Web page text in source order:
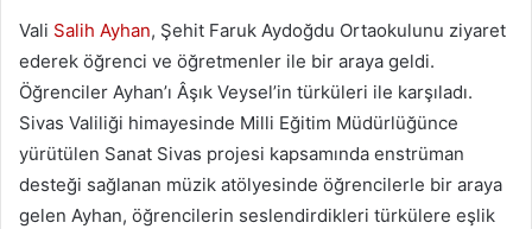
Vali Salih Ayhan, Şehit Faruk Aydoğdu Ortaokulunu ziyaret
ederek öğrenci ve öğretmenler ile bir araya geldi.
Öğrenciler Ayhan’ı Âşık Veysel’in türküleri ile karşıladı.
Sivas Valiliği himayesinde Milli Eğitim Müdürlüğünce
yürütülen Sanat Sivas projesi kapsamında enstrüman
desteği sağlanan müzik atölyesinde öğrencilerle bir araya
gelen Ayhan, öğrencilerin seslendirdikleri türkülere eşlik